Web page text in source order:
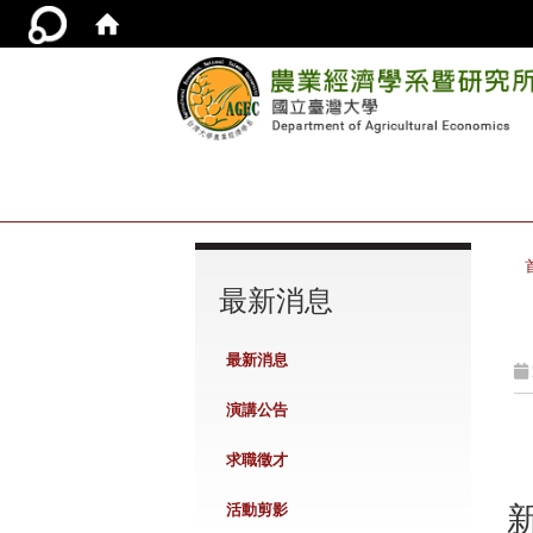
最新消息
最新消息
演講公告
求職徵才
活動剪影